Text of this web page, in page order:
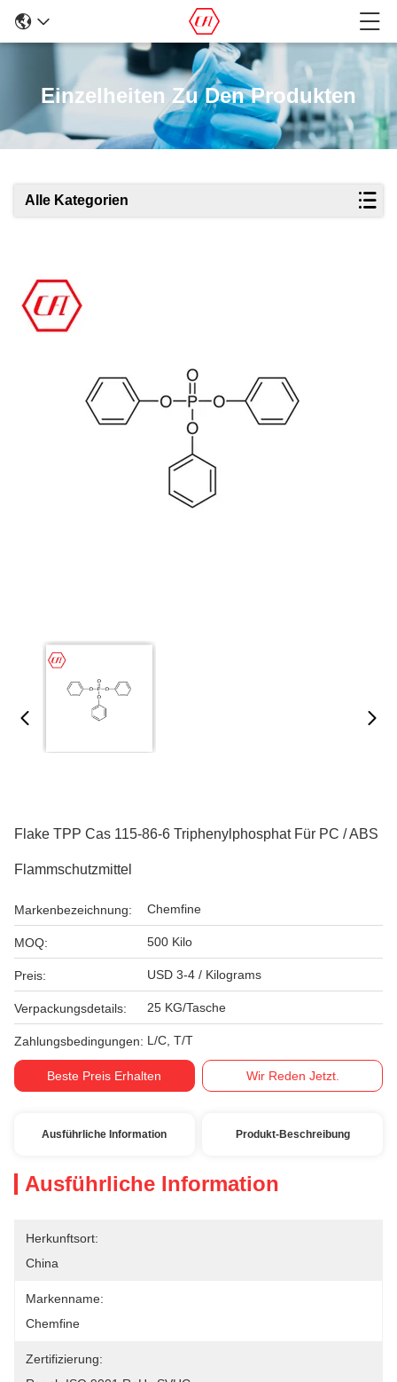
Einzelheiten Zu Den Produkten
Alle Kategorien
Flake TPP Cas 115-86-6 Triphenylphosphat Für PC / ABS
Flammschutzmittel
Markenbezeichnung: Chemfine
MOQ: 500 Kilo
Preis: USD 3-4 / Kilograms
Verpackungsdetails: 25 KG/Tasche
Zahlungsbedingungen: L/C, T/T
Beste Preis Erhalten Wir Reden Jetzt.
Ausführliche Information Produkt-Beschreibung
Ausführliche Information
Herkunftsort:
China
Markenname:
Chemfine
Zertifizierung: